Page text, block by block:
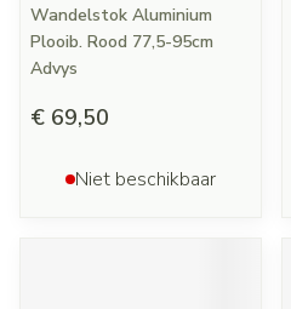
Wandelstok Aluminium
Plooib. Rood 77,5-95cm
Advys
€ 69,50
Niet beschikbaar